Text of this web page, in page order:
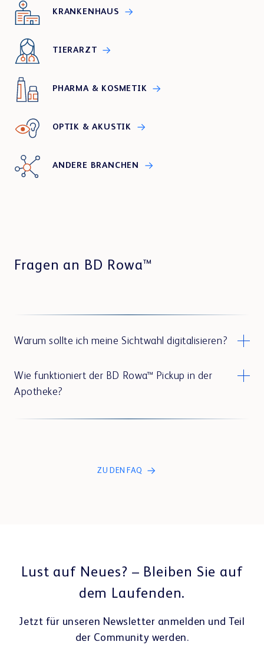
KRANKENHAUS
TIERARZT
PHARMA & KOSMETIK
OPTIK & AKUSTIK
ANDERE BRANCHEN
Fragen an BD Rowa™
Warum sollte ich meine Sichtwahl digitalisieren?
Wie funktioniert der BD Rowa™ Pickup in der
Apotheke?
ZU DEN FAQ
Lust auf Neues? – Bleiben Sie auf
dem Laufenden.
Jetzt für unseren Newsletter anmelden und Teil
der Community werden.